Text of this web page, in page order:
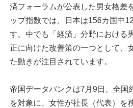
済フォーラムが公表した男女格差
ップ指数では、日本は156カ国中
す。中でも「経済」分野における
正に向けた改善策の一つとして、
た動きが注目されています。
帝国データバンクは7月9日、全国
を対象に、女性が社長（代表）を